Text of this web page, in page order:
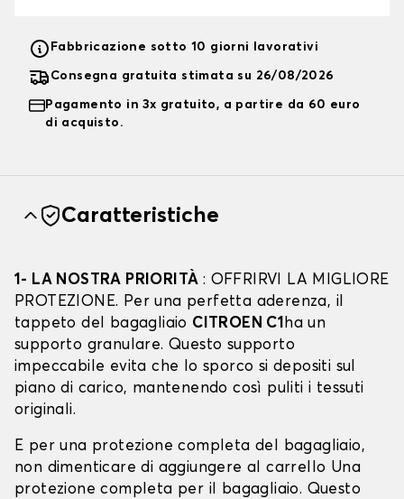
Fabbricazione sotto 10 giorni lavorativi
Consegna gratuita stimata su 26/08/2026
Pagamento in 3x gratuito, a partire da 60 euro
di acquisto.
Caratteristiche
1- LA NOSTRA PRIORITÀ : OFFRIRVI LA MIGLIORE
PROTEZIONE. Per una perfetta aderenza, il
tappeto del bagagliaio CITROEN C1ha un
supporto granulare. Questo supporto
impeccabile evita che lo sporco si depositi sul
piano di carico, mantenendo così puliti i tessuti
originali.
E per una protezione completa del bagagliaio,
non dimenticare di aggiungere al carrello Una
protezione completa per il bagagliaio. Questo